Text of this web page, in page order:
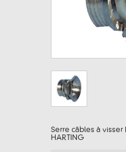
Serre câbles à visser
HARTING